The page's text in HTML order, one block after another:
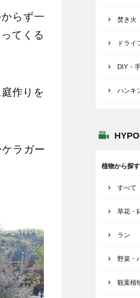
らず一
てくる
作りを
ラガー
焚き火
ドライ
DIY・
ハンキ
植物から探す
すべて
草花・
ラン
野菜・
観葉植